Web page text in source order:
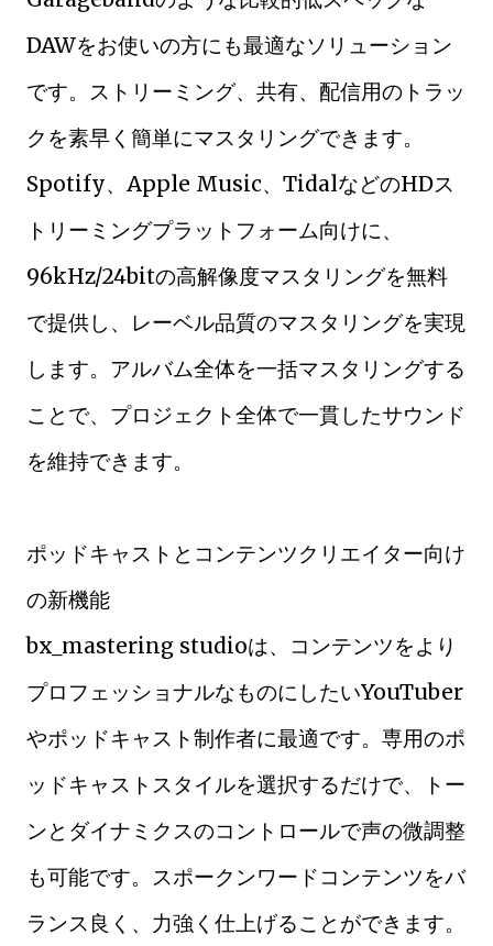
DAWをお使いの方にも最適なソリューション
です。ストリーミング、共有、配信用のトラッ
クを素早く簡単にマスタリングできます。
Spotify、Apple Music、TidalなどのHDス
トリーミングプラットフォーム向けに、
96kHz/24bitの高解像度マスタリングを無料
で提供し、レーベル品質のマスタリングを実現
します。アルバム全体を一括マスタリングする
ことで、プロジェクト全体で一貫したサウンド
を維持できます。
ポッドキャストとコンテンツクリエイター向け
の新機能
bx_mastering studioは、コンテンツをより
プロフェッショナルなものにしたいYouTuber
やポッドキャスト制作者に最適です。専用のポ
ッドキャストスタイルを選択するだけで、トー
ンとダイナミクスのコントロールで声の微調整
も可能です。スポークンワードコンテンツをバ
ランス良く、力強く仕上げることができます。